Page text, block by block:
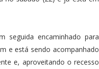
encaminhado para
e está sendo acompanhado
e, aproveitando o recesso